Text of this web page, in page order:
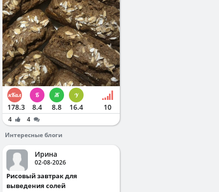
178.3 8.4 8.8 16.4 10
4
4
Интересные блоги
Ирина
02-08-2026
Рисовый завтрак для
выведения солей